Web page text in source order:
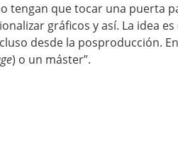
tengan que tocar una puerta
gráficos y así. La idea
desde la posproducción.
) o un máster”.